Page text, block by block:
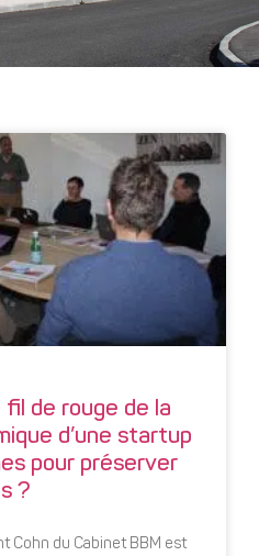
fil de rouge de la
d’une startup
pour préserver
?
Cohn du Cabinet BBM est